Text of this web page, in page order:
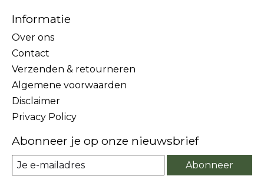
Informatie
Over ons
Contact
Verzenden & retourneren
Algemene voorwaarden
Disclaimer
Privacy Policy
Abonneer je op onze nieuwsbrief
Abonneer